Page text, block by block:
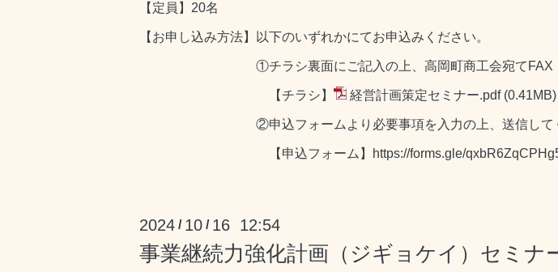
【定員】20名
【お申し込み方法】以下のいずれかにてお申込みください。
①チラシ裏面にご記入の上、高岡町商工会宛てFAX（
【チラシ】 経営計画策定セミナー.pdf
②申込フォームより必要事項を入力の上、送信してく
【申込フォーム】 https://forms.gle/
2024 / 10 / 16 12:54
事業継続力強化計画（ジギョケイ）セミナ